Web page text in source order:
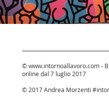
©www.intornoallavoro.com-
online dal 7 luglio 2017
© 2017 Andrea Morzenti